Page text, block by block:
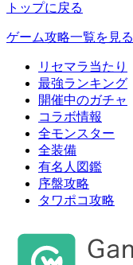
トップに戻る
ゲーム攻略一覧を見る
リセマラ当たり
最強ランキング
開催中のガチャ
コラボ情報
全モンスター
全装備
有名人図鑑
序盤攻略
タワポコ攻略